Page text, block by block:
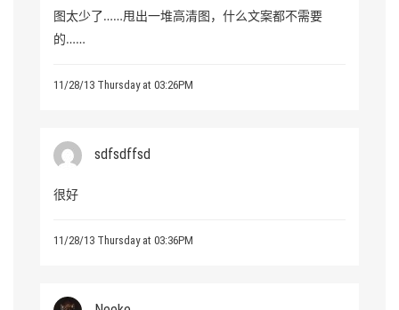
图太少了……甩出一堆高清图，什么文案都不需要
的……
11/28/13 Thursday at 03:26PM
sdfsdffsd
很好
11/28/13 Thursday at 03:36PM